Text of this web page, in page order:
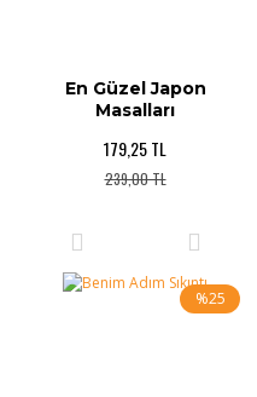
En Güzel Japon
Masalları
179,25 TL
239,00 TL
%25